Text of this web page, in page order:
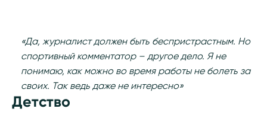
«Да, журналист должен быть беспристрастным. Но
спортивный комментатор – другое дело. Я не
понимаю, как можно во время работы не болеть за
своих. Так ведь даже не интересно»
Детство